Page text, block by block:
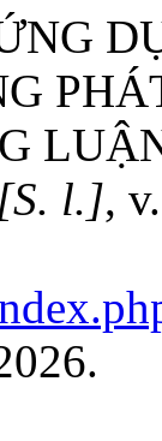
[S. l.],